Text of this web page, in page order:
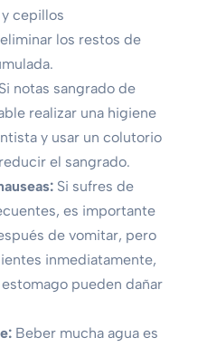
cepillos
los restos de
notas sangrado de
realizar una higiene
y usar un colutorio
el sangrado.
Si sufres de
es importante
de vomitar, pero
inmediatamente,
pueden dañar
Beber mucha agua es